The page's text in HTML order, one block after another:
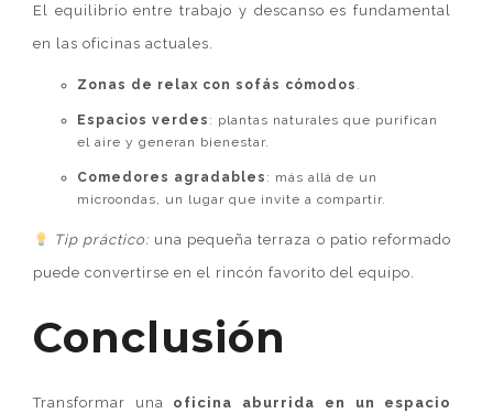
El equilibrio entre trabajo y descanso es fundamental
en las oficinas actuales.
Zonas de relax con sofás cómodos .
Espacios verdes : plantas naturales que purifican
el aire y generan bienestar.
Comedores agradables : más allá de un
microondas, un lugar que invite a compartir.
Tip práctico:una pequeña terraza o patio reformado
puede convertirse en el rincón favorito del equipo.
Conclusión
Transformar una oficina aburrida en un espacio